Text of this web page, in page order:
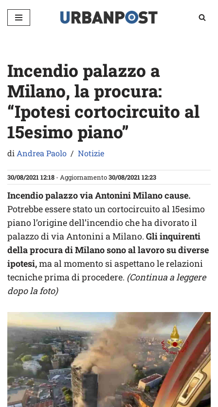
Vai
Incendio palazzo a
Milano, la procura:
“Ipotesi cortocircuito al
15esimo piano”
diAndrea Paolo Notizie
30/08/2021 12:18 - Aggiornamento30/08/2021 12:23
Incendio palazzo via Antonini Milano cause.
Potrebbe essere stato un cortocircuito al 15esimo
piano l’origine dell’incendio che ha divorato il
palazzo di via Antonini a Milano. Gli inquirenti
della procura di Milano sono al lavoro su diverse
ipotesi,ma al momento si aspettano le relazioni
tecniche prima di procedere. (Continua a leggere
dopo la foto)